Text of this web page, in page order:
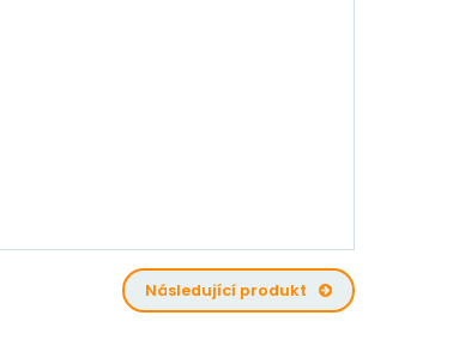
Následující produkt